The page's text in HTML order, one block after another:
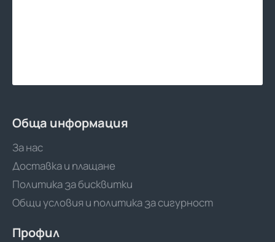
Обща информация
За нас
Доставка и плащане
Политика за бисквитки
Общи условия и политика за сигурност
Профил